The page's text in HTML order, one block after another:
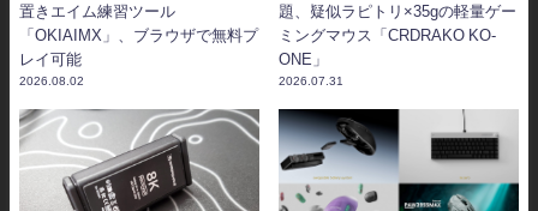
置きエイム練習ツール
「OKIAIMX」、ブラウザで無料プ
レイ可能
2026.08.02
題、疑似ラピトリ×35gの軽量ゲー
ミングマウス「CRDRAKO KO-
ONE」
2026.07.31